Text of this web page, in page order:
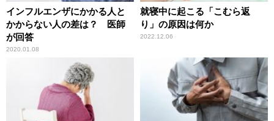
インフルエンザにかかる人と
かからない人の差は？ 医師
が回答
2020.01.08
就寝中に起こる「こむら返
り」の原因は何か
2022.12.06